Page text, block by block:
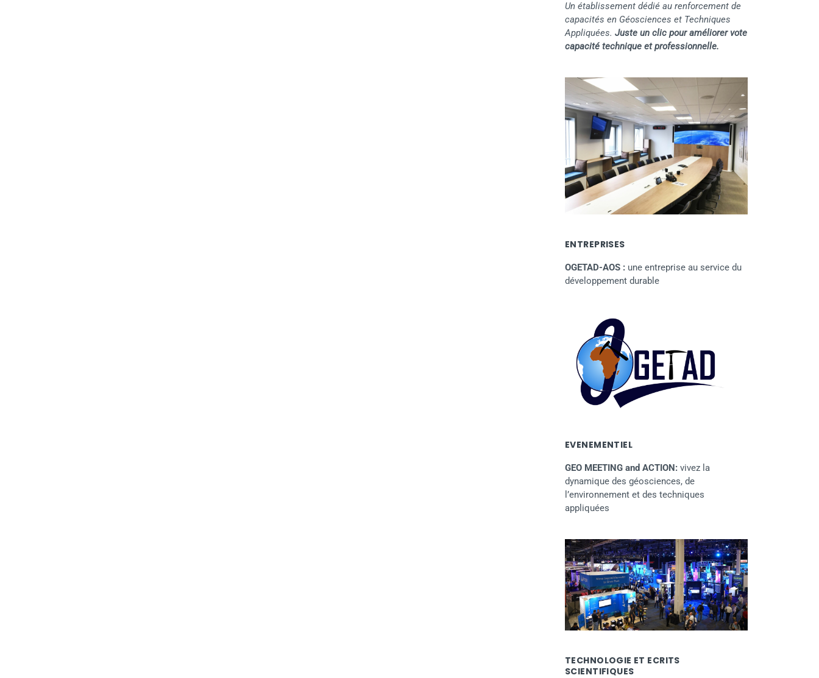
Un établissement dédié au renforcement de
capacités en Géosciences et Techniques
Appliquées. Juste un clic pour améliorer vote
capacité technique et professionnelle.
ENTREPRISES
OGETAD-AOS : une entreprise au service du
développement durable
EVENEMENTIEL
GEO MEETING and ACTION: vivez la
dynamique des géosciences, de
l’environnement et des techniques
appliquées
TECHNOLOGIE ET ECRITS
SCIENTIFIQUES